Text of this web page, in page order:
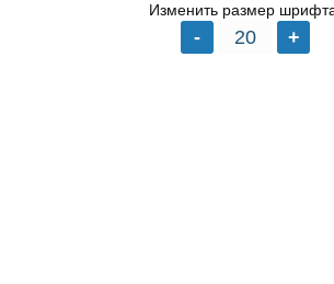
Изменить размер